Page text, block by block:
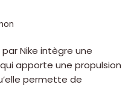
Nike intègre une
apporte une propulsion
permette de